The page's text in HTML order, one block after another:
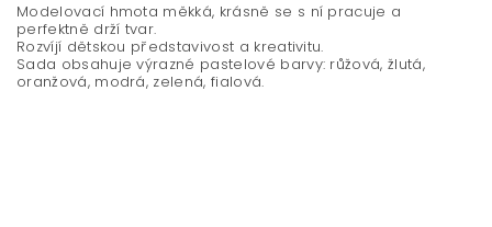
Modelovací hmota měkká, krásně se s ní pracuje a
perfektně drží tvar.
Rozvíjí dětskou představivost a kreativitu.
Sada obsahuje výrazné pastelové barvy: růžová, žlutá,
oranžová, modrá, zelená, fialová.